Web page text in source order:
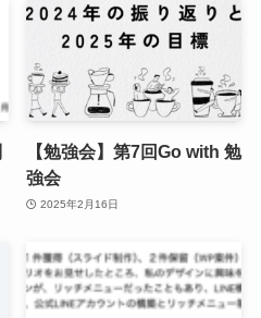
【勉強会】第7回Go with 勉
強会
2025年2月16日